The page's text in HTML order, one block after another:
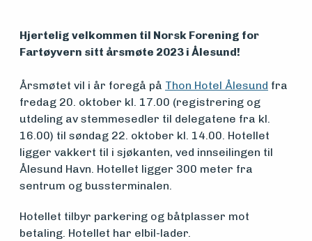
Vern,
vedlikehold
og drift
Om
foreningen
Hjertelig velkommen til Norsk Forening for
Fartøyvern sitt årsmøte 2023 i Ålesund!
Årsmøtet vil i år foregå på Thon Hotel Ålesund fra
fredag 20. oktober kl. 17.00 (registrering og
utdeling av stemmesedler til delegatene fra kl.
16.00) til søndag 22. oktober kl. 14.00. Hotellet
ligger vakkert til i sjøkanten, ved innseilingen til
Ålesund Havn. Hotellet ligger 300 meter fra
sentrum og bussterminalen.
Hotellet tilbyr parkering og båtplasser mot
betaling. Hotellet har elbil-lader.